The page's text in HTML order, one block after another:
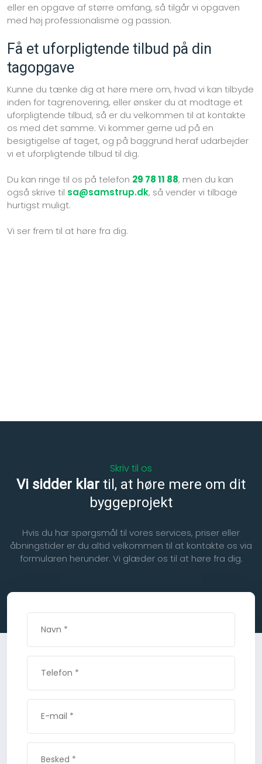
eller en opgave af større omfang, så tilgår vi opgaven
med høj professionalisme og passion.​
Få et uforpligtende tilbud på din
tagopgave
Kunne du tænke dig at høre mere om, hvad vi kan tilbyde
inden for tagrenovering, eller ønsker du at modtage et
uforpligtende tilbud, så er du velkommen til at kontakte
os med det samme. Vi kommer gerne ud på en
besigtigelse af taget, og på baggrund heraf udarbejder
vi et uforpligtende tilbud til dig.
Du kan ringe til os på telefon 29 78 11 88, men du kan
også skrive til sa@samstrup.dk, så vender vi tilbage
hurtigst muligt.
Vi ser frem til at høre fra dig.
Skriv til os
Vi sidder klar til, at høre mere om dit
byggeprojekt
Hvis du har spørgsmål til vores services, priser eller
åbningstider er du altid velkommen til at kontakte os via
formularen herunder. Vi glæder os til at høre fra dig.